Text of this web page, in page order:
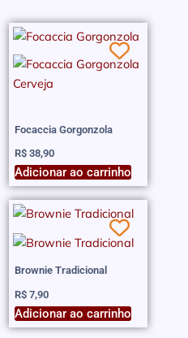
Focaccia Gorgonzola
R$38,90
Adicionar ao carrinho
Brownie Tradicional
R$7,90
Adicionar ao carrinho